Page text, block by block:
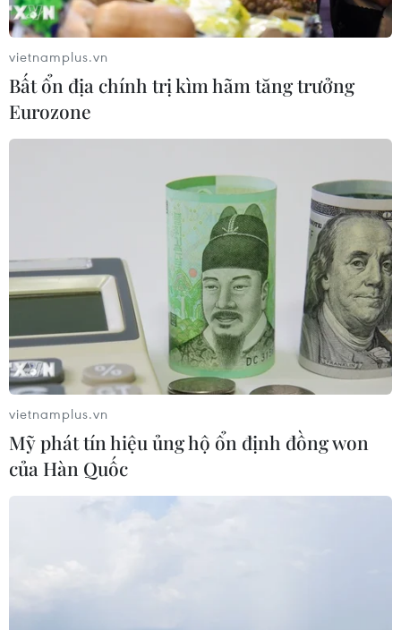
Theo dõi VietnamPlus
Tay golf số một thế giới nhiễm COVID-19,
Dustin Johnson đã được xét nghiệm sau khi xuất hiện
vietnamplus.vn
Bất ổn địa chính trị kìm hãm tăng trưởng
Eurozone
vietnamplus.vn
Mỹ phát tín hiệu ủng hộ ổn định đồng won
của Hàn Quốc